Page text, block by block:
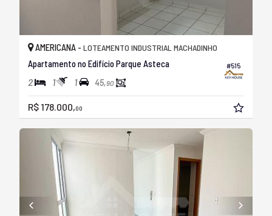
#515
AMERICANA - LOTEAMENTO INDUSTRIAL MACHADINHO
Apartamento no Edifício Parque Asteca
2 1 1 45,90
R$ 178.000,00